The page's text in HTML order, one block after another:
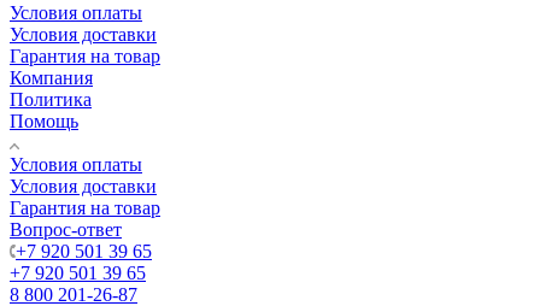
Условия оплаты
Условия доставки
Гарантия на товар
Компания
Политика
Помощь
Условия оплаты
Условия доставки
Гарантия на товар
Вопрос-ответ
+7 920 501 39 65
+7 920 501 39 65
8 800 201-26-87